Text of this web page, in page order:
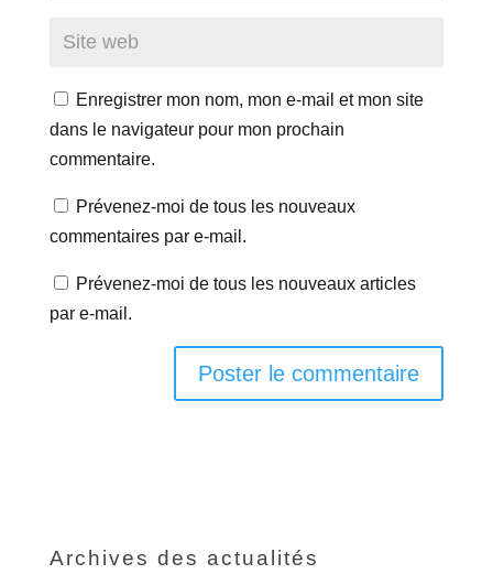
Enregistrer mon nom, mon e-mail et mon site
dans le navigateur pour mon prochain
commentaire.
Prévenez-moi de tous les nouveaux
commentaires par e-mail.
Prévenez-moi de tous les nouveaux articles
par e-mail.
Archives des actualités